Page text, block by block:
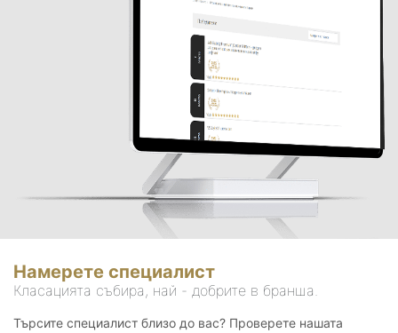
Намерете специалист
Класацията събира, най - добрите в бранша.
Търсите специалист близо до вас? Проверете нашата